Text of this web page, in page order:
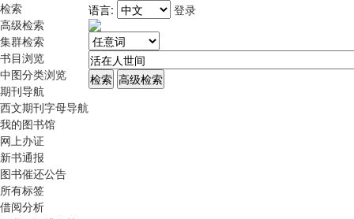
检索
高级检索
集群检索
书目浏览
中图分类浏览
期刊导航
西文期刊字母导航
我的图书馆
网上办证
新书通报
图书催还公告
所有标签
借阅分析
语言: 登录